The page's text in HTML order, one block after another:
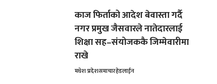
काज फिर्ताको आदेश बेवास्ता गर्दै
नगर प्रमुख जैसवारले नातेदारलाई
शिक्षा सह–संयोजककै जिम्मेवारीमा
राखे
मधेश प्रदेशसमाचारहेडलाईन